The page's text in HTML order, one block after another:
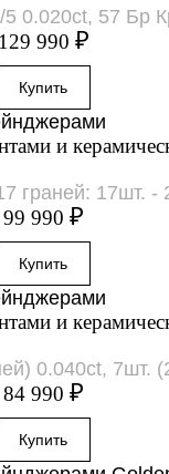
0.020ct, 57 Бр
129 990 ₽
и
граней: 17шт. -
99 990 ₽
и
0.040ct, 7шт.
84 990 ₽